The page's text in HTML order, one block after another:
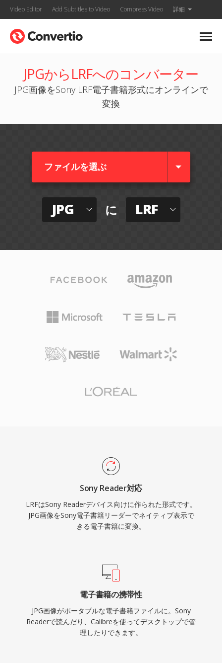
Video Editor Add Subtitles to Video Compress Video 詳細
JPGからLRFへのコンバーター
JPG画像をSony LRF電子書籍形式にオンラインで
変換
ファイルを選ぶ
JPG に LRF
Sony Reader対応
LRFはSony Readerデバイス向けに作られた形式です。
JPG画像をSony電子書籍リーダーでネイティブ表示で
きる電子書籍に変換。
電子書籍の携帯性
JPG画像がポータブルな電子書籍ファイルに。Sony
Readerで読んだり、Calibreを使ってデスクトップで管
理したりできます。